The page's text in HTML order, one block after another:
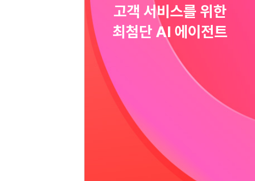
고객 서비스를 위한
최첨단 AI 에이전트